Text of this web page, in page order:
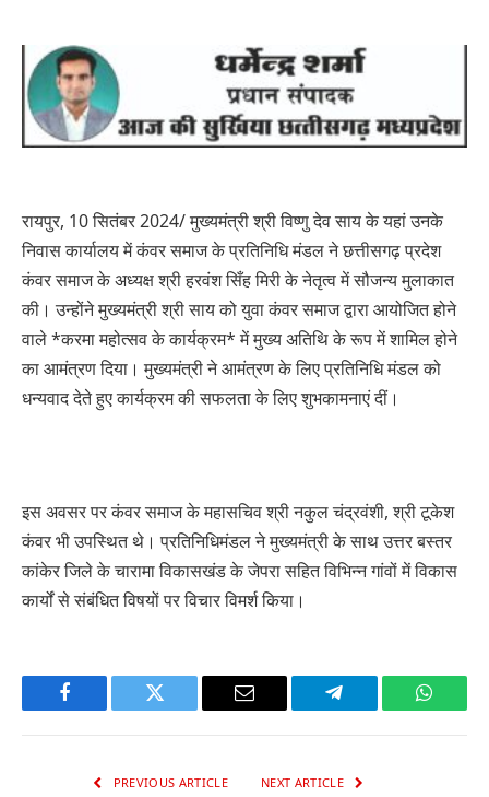
रायपुर, 10 सितंबर 2024/ मुख्यमंत्री श्री विष्णु देव साय के यहां उनके
निवास कार्यालय में कंवर समाज के प्रतिनिधि मंडल ने छत्तीसगढ़ प्रदेश
कंवर समाज के अध्यक्ष श्री हरवंश सिँह मिरी के नेतृत्व में सौजन्य मुलाकात
की। उन्होंने मुख्यमंत्री श्री साय को युवा कंवर समाज द्वारा आयोजित होने
वाले *करमा महोत्सव के कार्यक्रम* में मुख्य अतिथि के रूप में शामिल होने
का आमंत्रण दिया। मुख्यमंत्री ने आमंत्रण के लिए प्रतिनिधि मंडल को
धन्यवाद देते हुए कार्यक्रम की सफलता के लिए शुभकामनाएं दीं।
इस अवसर पर कंवर समाज के महासचिव श्री नकुल चंद्रवंशी, श्री टूकेश
कंवर भी उपस्थित थे। प्रतिनिधिमंडल ने मुख्यमंत्री के साथ उत्तर बस्तर
कांकेर जिले के चारामा विकासखंड के जेपरा सहित विभिन्न गांवों में विकास
कार्यों से संबंधित विषयों पर विचार विमर्श किया।
Facebook Twitter Email Telegram
PREVIOUS ARTICLE NEXT ARTICLE